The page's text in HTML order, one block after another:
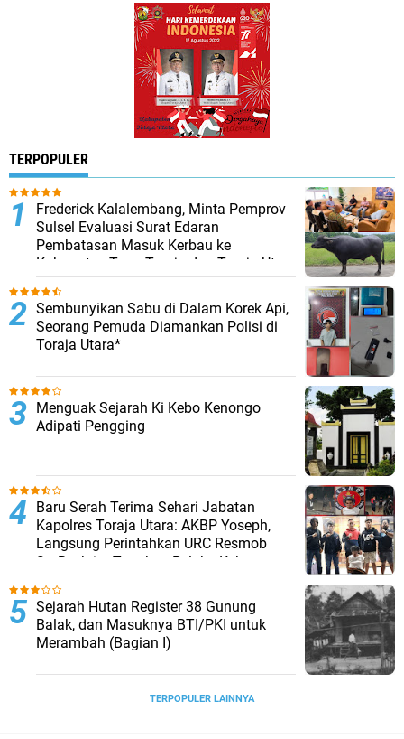
TERPOPULER
Frederick Kalalembang, Minta Pemprov
Sulsel Evaluasi Surat Edaran
Pembatasan Masuk Kerbau ke
Kabupaten Tana Toraja dan Toraja Utara
Sembunyikan Sabu di Dalam Korek Api,
Seorang Pemuda Diamankan Polisi di
Toraja Utara*
Menguak Sejarah Ki Kebo Kenongo
Adipati Pengging
Baru Serah Terima Sehari Jabatan
Kapolres Toraja Utara: AKBP Yoseph,
Langsung Perintahkan URC Resmob
SatReskrim Tangkap Pelaku Kekerasan
Seksual Anak Di Bawah Umur
Sejarah Hutan Register 38 Gunung
Balak, dan Masuknya BTI/PKI untuk
Merambah (Bagian I)
TERPOPULER LAINNYA